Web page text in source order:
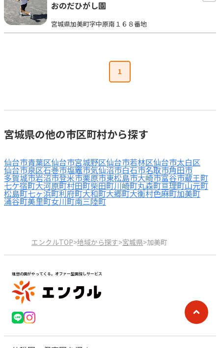
おのだひがし園
宮城県加美町字中原南１６８番地
1
宮城県の他の市区町村から探す
仙台市青葉区仙台市宮城野区仙台市若林区仙台市太白区
仙台市泉区石巻市塩竈市気仙沼市白石市名取市角田市
多賀城市岩沼市登米市栗原市東松島市大崎市富谷市蔵王町
七ケ宿町大河原町村田町柴田町川崎町丸森町亘理町山元町
松島町七ヶ浜町利府町大和町大郷町大衡村色麻町加美町
涌谷町美里町女川町南三陸町
エンクルTOP>地域から探す>宮城県>加美町
理想の園がやってくる。オファー型園探しサービス